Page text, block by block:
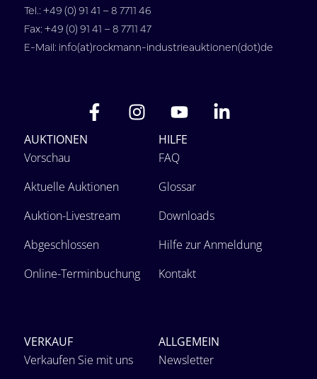
Tel.: +49 (0) 91 41 – 8 7711 46
Fax: +49 (0) 91 41 – 8 7711 47
E-Mail: info(at)rockmann-industrieauktionen(dot)de
AUKTIONEN
Vorschau
Aktuelle Auktionen
Auktion-Livestream
Abgeschlossen
Online-Terminbuchung
HILFE
FAQ
Glossar
Downloads
Hilfe zur Anmeldung
Kontakt
VERKAUF
Verkaufen Sie mit uns
ALLGEMEIN
Newsletter